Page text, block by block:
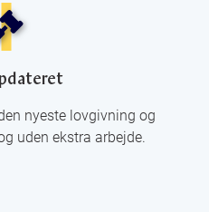
nyeste lovgivning og
uden ekstra arbejde.